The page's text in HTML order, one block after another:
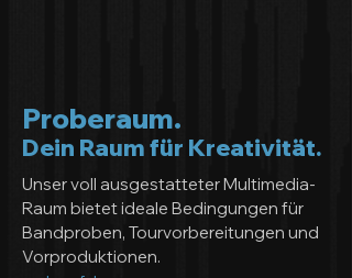
Proberaum.
Dein Raum für Kreativität.
Unser voll ausgestatteter Multimedia-
Raum bietet ideale Bedingungen für
Bandproben, Tourvorbereitungen und
Vorproduktionen.